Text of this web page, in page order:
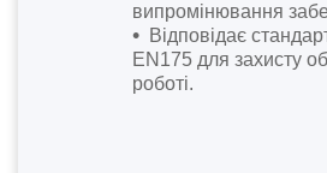
випромінювання
Відповідає
EN175 для захисту
роботі.